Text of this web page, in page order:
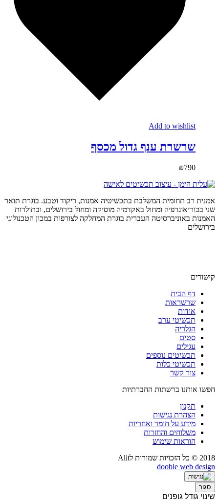
Add to wishlist
שרשרת ענף גדול מכסף
₪790
אמנית רב תחומית המשלבת בתכשיטיה אמנות, ריקוד וטבע. בוגרת תואר
שני בכוריאוגרפיה ומחול באקדמיה מוסיקה ומחול בירושלים, ובתולדות
האמנות באוניברסיטה העברית בוגרת המחלקה לצורפות במכון הטכנולוגי
בירושלים
קישורים
דף הבית
שרשראות
אודות
תכשיטי ערב
הגלריה
סטים
עגילים
תכשיטים נוספים
תכשיטי כלות
צור קשר
חפשו אותנו ברשתות החברתיות
תקנון
הצהרת נגישות
מידע על חומר ואחריות
משלוחים והחזרות
הוראות שימוש
2018 © כל הזכויות שמורות לAlit
dooble web design
סגור
שינוי גודל גופנים